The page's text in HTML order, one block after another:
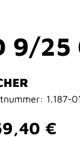
9/25
1.187-
Preis: €